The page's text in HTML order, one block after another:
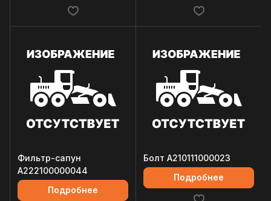
Фильтр-сапун
A222100000044
Подробнее
Болт A210111000023
Подробнее